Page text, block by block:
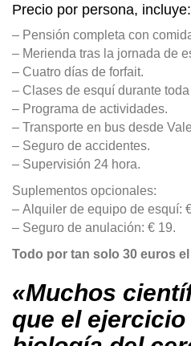
Precio por persona, incluye:
– Pensión completa con
– Merienda tras la jornada de
– Cuatro días de forfait.
– Clases de esquí durante
– Programa de actividades.
– Transporte en bus desde
– Seguro de accidentes.
– Supervisión 24 hora.
Suplementos opcionales:
– Alquiler de equipo de esquí:
– Seguro de anulación: € 19.
Todo por tan solo 30 euros
«Muchos
que el ejercicio